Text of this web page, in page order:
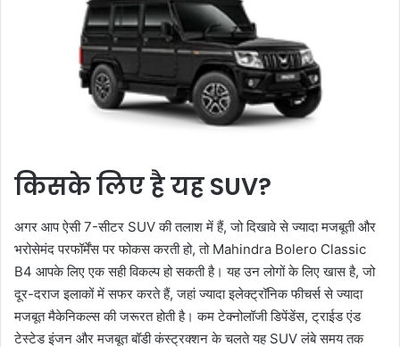
किसके लिए है यह SUV?
अगर आप ऐसी 7-सीटर SUV की तलाश में हैं, जो दिखावे से ज्यादा मजबूती और
भरोसेमंद परफॉर्मेंस पर फोकस करती हो, तो Mahindra Bolero Classic
B4 आपके लिए एक सही विकल्प हो सकती है। यह उन लोगों के लिए खास है, जो
दूर-दराज इलाकों में सफर करते हैं, जहां ज्यादा इलेक्ट्रॉनिक फीचर्स से ज्यादा
मजबूत मैकेनिकल्स की जरूरत होती है। कम टेक्नोलॉजी डिपेंडेंस, ट्राईड एंड
टेस्टेड इंजन और मजबूत बॉडी कंस्ट्रक्शन के चलते यह SUV लंबे समय तक